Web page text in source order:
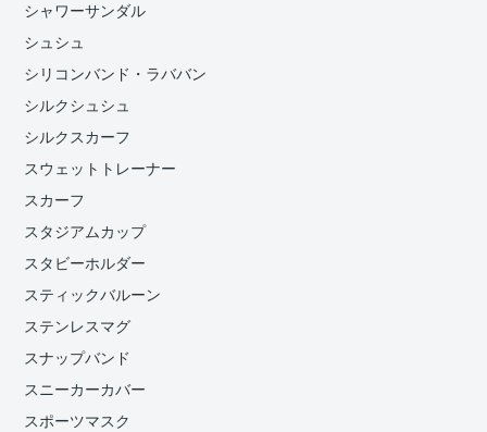
シャワーサンダル
シュシュ
シリコンバンド・ラババン
シルクシュシュ
シルクスカーフ
スウェットトレーナー
スカーフ
スタジアムカップ
スタビーホルダー
スティックバルーン
ステンレスマグ
スナップバンド
スニーカーカバー
スポーツマスク